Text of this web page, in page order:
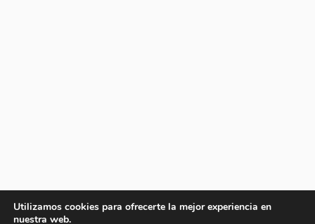
Utilizamos cookies para ofrecerte la mejor experiencia en
nuestra web.